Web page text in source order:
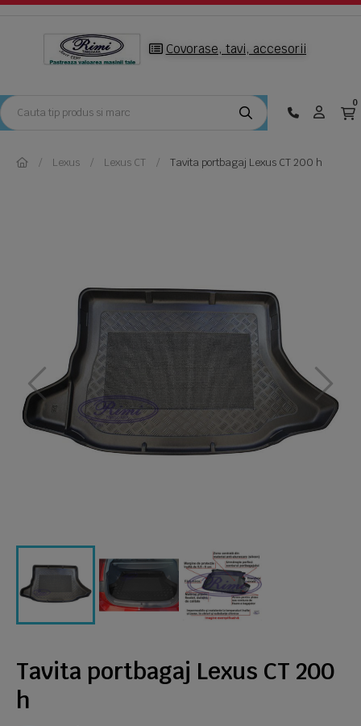
Covorase, tavi, accesorii
0
Lexus Lexus CT Tavita portbagaj Lexus CT 200 h
Tavita portbagaj Lexus CT 200
h